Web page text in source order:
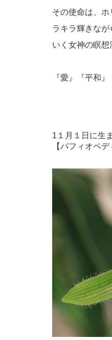
その使命は、
ラキラ輝きな
いく女神の瞑想
『愛』『平和
1１月１日に生
【パフィオペ